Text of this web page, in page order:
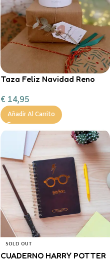
Taza Feliz Navidad Reno
personalizable con
chocolate a la taza, nub
€ 14,95
Añadir Al Carrito
SOLD OUT
CUADERNO HARRY POTTER